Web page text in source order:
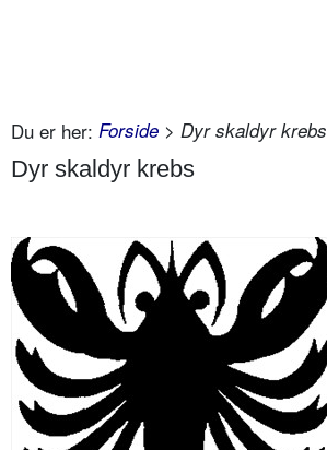
Du er her: Forside > Dyr skaldyr krebs
Dyr skaldyr krebs